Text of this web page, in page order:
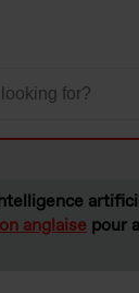
anglaise pour